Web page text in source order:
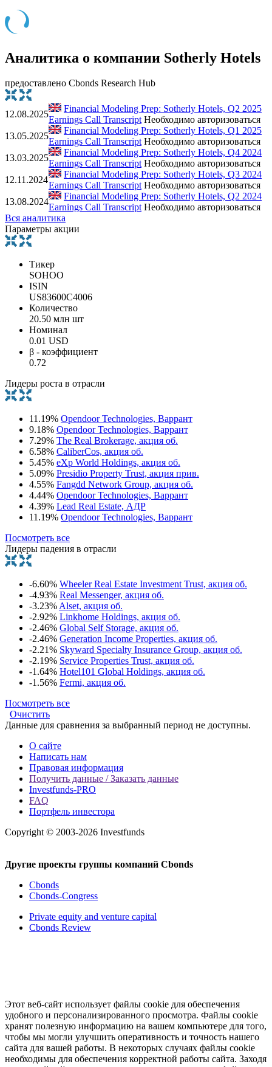
Аналитика о компании Sotherly Hotels
предоставлено Cbonds Research Hub
12.08.2025
Financial Modeling Prep: Sotherly Hotels, Q2 2025
Earnings Call Transcript Необходимо авторизоваться
13.05.2025
Financial Modeling Prep: Sotherly Hotels, Q1 2025
Earnings Call Transcript Необходимо авторизоваться
13.03.2025
Financial Modeling Prep: Sotherly Hotels, Q4 2024
Earnings Call Transcript Необходимо авторизоваться
12.11.2024
Financial Modeling Prep: Sotherly Hotels, Q3 2024
Earnings Call Transcript Необходимо авторизоваться
13.08.2024
Financial Modeling Prep: Sotherly Hotels, Q2 2024
Earnings Call Transcript Необходимо авторизоваться
Вся аналитика
Параметры акции
Тикер
SOHOO
ISIN
US83600C4006
Количество
20.50 млн шт
Номинал
0.01 USD
β - коэффициент
0.72
Лидеры роста в отрасли
11.19% Opendoor Technologies, Варрант
9.18% Opendoor Technologies, Варрант
7.29% The Real Brokerage, акция об.
6.58% CaliberCos, акция об.
5.45% eXp World Holdings, акция об.
5.09% Presidio Property Trust, акция прив.
4.55% Fangdd Network Group, акция об.
4.44% Opendoor Technologies, Варрант
4.39% Lead Real Estate, АДР
11.19% Opendoor Technologies, Варрант
Посмотреть все
Лидеры падения в отрасли
-6.60% Wheeler Real Estate Investment Trust, акция об.
-4.93% Real Messenger, акция об.
-3.23%Alset, акция об.
-2.92% Linkhome Holdings, акция об.
-2.46% Global Self Storage, акция об.
-2.46% Generation Income Properties, акция об.
-2.21% Skyward Specialty Insurance Group, акция об.
-2.19% Service Properties Trust, акция об.
-1.64% Hotel101 Global Holdings, акция об.
-1.56% Fermi, акция об.
Посмотреть все
Очистить
Данные для сравнения за выбранный период не доступны.
О сайте
Написать нам
Правовая информация
Получить данные / Заказать данные
Investfunds-PRO
FAQ
Портфель инвестора
Copyright © 2003-2026 Investfunds
Другие проекты группы компаний Cbonds
Cbonds
Cbonds-Congress
Private equity and venture capital
Cbonds Review
Этот веб-сайт использует файлы cookie для обеспечения
удобного и персонализированного просмотра. Файлы cookie
хранят полезную информацию на вашем компьютере для того,
чтобы мы могли улучшить оперативность и точность нашего
сайта для вашей работы. В некоторых случаях файлы cookie
необходимы для обеспечения корректной работы сайта. Заходя